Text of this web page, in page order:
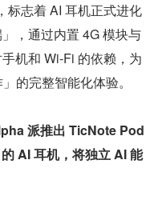
标志着 AI 耳机正式进化
，通过内置 4G 模块与
机和 Wi-Fi 的依赖，为
的完整智能化体验。
派推出 TicNote Pod
AI 耳机，将独立 AI 能